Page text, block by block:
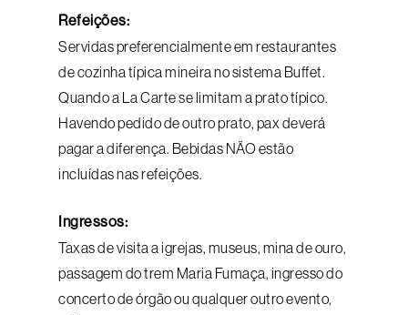
Refeições:
Servidas preferencialmente em restaurantes
de cozinha típica mineira no sistema Buffet.
Quando a La Carte se limitam a prato típico.
Havendo pedido de outro prato, pax deverá
pagar a diferença. Bebidas NÃO estão
incluídas nas refeições.
Ingressos:
Taxas de visita a igrejas, museus, mina de ouro,
passagem do trem Maria Fumaça, ingresso do
concerto de órgão ou qualquer outro evento,